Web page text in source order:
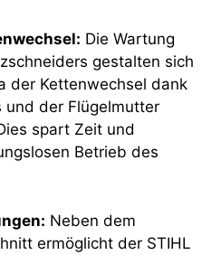
Die Wartung
gestalten sich
der Kettenwechsel dank
der Flügelmutter
spart Zeit und
Betrieb des
Neben dem
ermöglicht der STIHL